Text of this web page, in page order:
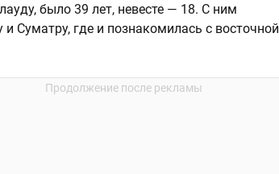
было 39 лет, невесте — 18. С ним
Суматру, где и познакомилась с восточной